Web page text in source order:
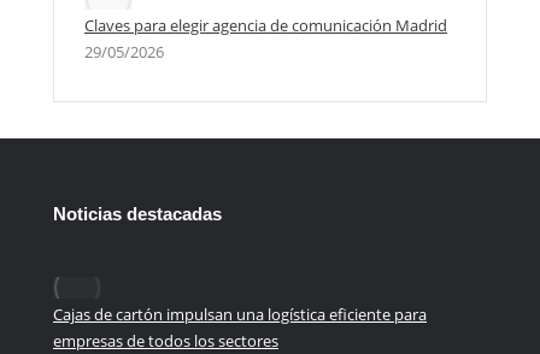
Claves para elegir agencia de comunicación Madrid
29/05/2026
Noticias destacadas
Cajas de cartón impulsan una logística eficiente para
empresas de todos los sectores